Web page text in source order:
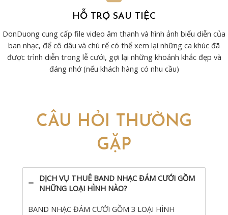
HỖ TRỢ SAU TIỆC
DonDuong cung cấp file video âm thanh và hình ảnh biểu diễn của
ban nhạc, để cô dâu và chú rể có thể xem lại những ca khúc đã
được trình diễn trong lễ cưới, gợi lại những khoảnh khắc đẹp và
đáng nhớ (nếu khách hàng có nhu cầu)
CÂU HỎI THƯỜNG
GẶP
DỊCH VỤ THUÊ BAND NHẠC ĐÁM CƯỚI GỒM
NHỮNG LOẠI HÌNH NÀO?
BAND NHẠC ĐÁM CƯỚI GỒM 3 LOẠI HÌNH